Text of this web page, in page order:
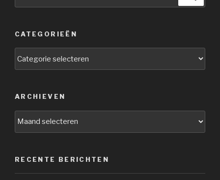
CATEGORIEËN
ARCHIEVEN
RECENTE BERICHTEN